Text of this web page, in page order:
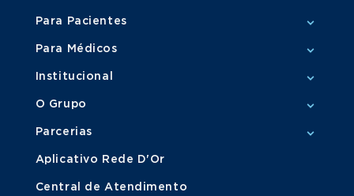
Para Pacientes
Para Médicos
Institucional
O Grupo
Parcerias
Aplicativo Rede D'Or
Central de Atendimento